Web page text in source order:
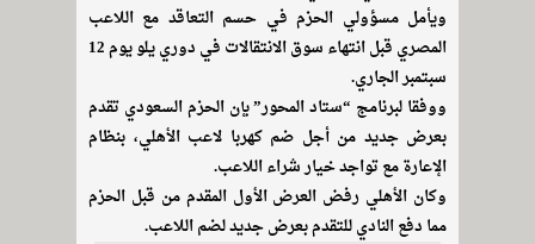
ويأمل مسؤولي الحزم في حسم التعاقد مع اللاعب
المصري قبل انتهاء سوق الانتقالات في دوري يلو يوم 12
سبتمبر الجاري.
ووفقا لبرنامج “ستاد المحور” بإن الحزم السعودي تقدم
بعرض جديد من أجل ضم كهربا لاعب الأهلي، بنظام
الإعارة مع تواجد خيار شراء اللاعب.
وكان الأهلي رفض العرض الأول المقدم من قبل الحزم
مما دفع النادي للتقدم بعرض جديد لضم اللاعب.